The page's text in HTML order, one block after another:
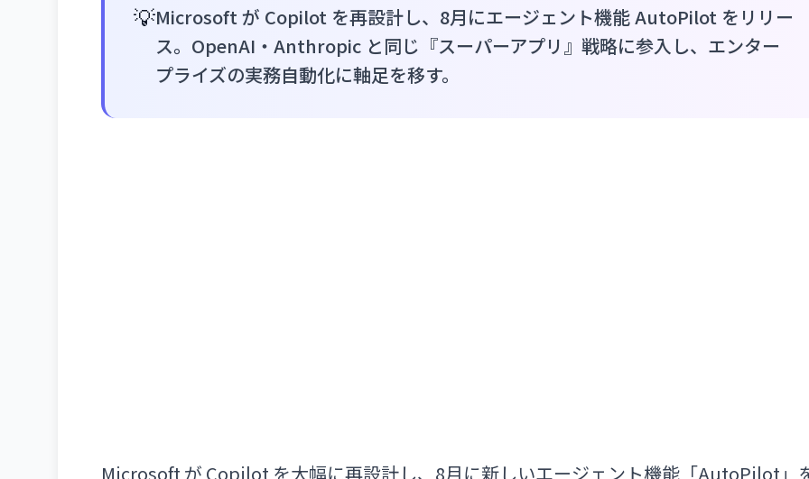
💡Microsoft が Copilot を再設計し、8月にエージェント機能 AutoPilot をリリー
ス。OpenAI・Anthropic と同じ『スーパーアプリ』戦略に参入し、エンター
プライズの実務自動化に軸足を移す。
Microsoft が Copilot を大幅に再設計し、8月に新しいエージェント機能「AutoPilot」